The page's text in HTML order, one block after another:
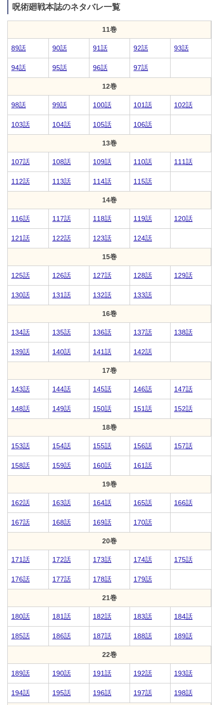
呪術廻戦本誌のネタバレ一覧
11巻
89話 90話 91話 92話 93話
94話 95話 96話 97話
12巻
98話 99話 100話 101話 102話
103話 104話 105話 106話
13巻
107話 108話 109話 110話 111話
112話 113話 114話 115話
14巻
116話 117話 118話 119話 120話
121話 122話 123話 124話
15巻
125話 126話 127話 128話 129話
130話 131話 132話 133話
16巻
134話 135話 136話 137話 138話
139話 140話 141話 142話
17巻
143話 144話 145話 146話 147話
148話 149話 150話 151話 152話
18巻
153話 154話 155話 156話 157話
158話 159話 160話 161話
19巻
162話 163話 164話 165話 166話
167話 168話 169話 170話
20巻
171話 172話 173話 174話 175話
176話 177話 178話 179話
21巻
180話 181話 182話 183話 184話
185話 186話 187話 188話 189話
22巻
189話 190話 191話 192話 193話
194話 195話 196話 197話 198話